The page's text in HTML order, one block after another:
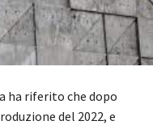
ha riferito che dopo
del 2022, e